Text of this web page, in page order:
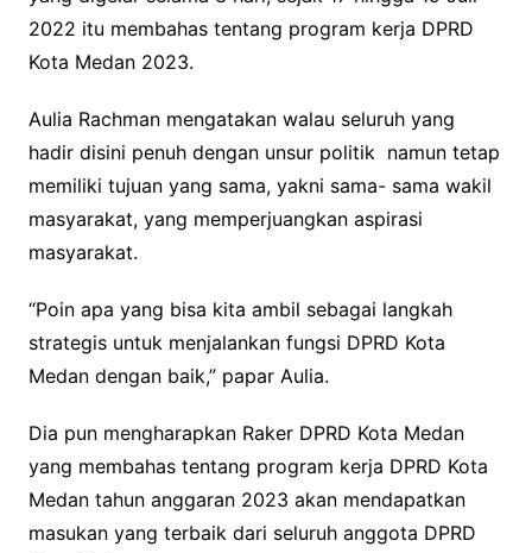
2022 itu membahas tentang program kerja DPRD
Kota Medan 2023.
Aulia Rachman mengatakan walau seluruh yang
hadir disini penuh dengan unsur politik namun tetap
memiliki tujuan yang sama, yakni sama- sama wakil
masyarakat, yang memperjuangkan aspirasi
masyarakat.
“Poin apa yang bisa kita ambil sebagai langkah
strategis untuk menjalankan fungsi DPRD Kota
Medan dengan baik,” papar Aulia.
Dia pun mengharapkan Raker DPRD Kota Medan
yang membahas tentang program kerja DPRD Kota
Medan tahun anggaran 2023 akan mendapatkan
masukan yang terbaik dari seluruh anggota DPRD